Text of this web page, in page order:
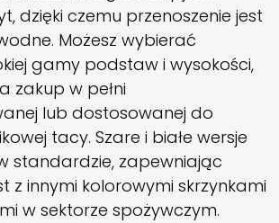
dzięki czemu przenoszenie jest
Możesz wybierać
gamy podstaw i wysokości,
zakup w pełni
lub dostosowanej do
tacy. Szare i białe wersje
standardzie, zapewniając
z innymi kolorowymi skrzynkami
w sektorze spożywczym.